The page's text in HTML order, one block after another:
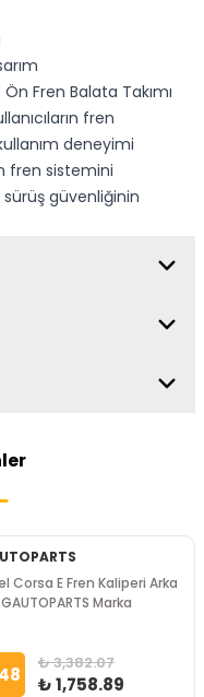
Fren Balata Takımı
fren
deneyimi
fren sistemini
güvenliğinin
Corsa E Fren Kaliperi Arka
Marka
48 ₺ 3,382.07
₺ 1,758.89